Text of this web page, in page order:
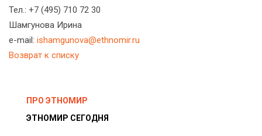
Тел.: +7 (495) 710 72 30
Шамгунова Ирина
e-mail: ishamgunova@ethnomir.ru
Возврат к списку
ПРО ЭТНОМИР
ЭТНОМИР СЕГОДНЯ